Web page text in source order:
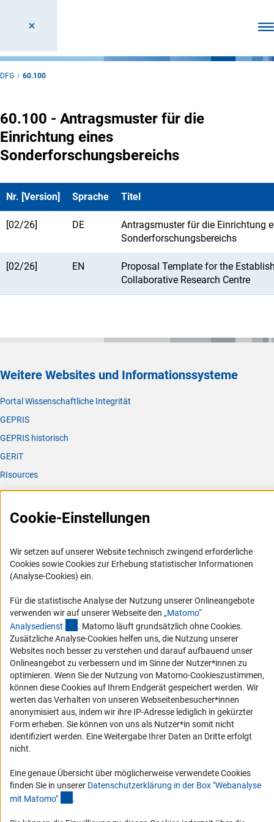
DFG 60.100
60.100 - Antragsmuster für die
Einrichtung eines
Sonderforschungsbereichs
Nr. [Version] Sprache Titel
[02/26] DE
Antragsmuster für die Einrichtung
Sonderforschungsbereichs
[02/26] EN
Proposal Template for the
Collaborative Research Centre
Weitere Websites und Informationssysteme
Portal Wissenschaftliche Integrität
GEPRIS
GEPRIS historisch
GERiT
RIsources
Service
Presse
Karriere
Logo und Corporate Design
Compliance
Vergabeverfahren
Barrierefreiheit
Service und Informationen für Menschen mit Behinderungen
Erklärung zur Barrierefreiheit
Barriere melden
DFG-aktuell
schauen Sie sich die Ausgaben online an.
Cookie-Einstellungen
Wir setzen auf unserer Website technisch zwingend erforderliche
Cookies sowie Cookies zur Erhebung statistischer Informationen
(Analyse-Cookies) ein.
Für die statistische Analyse der Nutzung unserer Onlineangebote
verwenden wir auf unserer Webseite den „Matomo“
Analysedienst (externer Link)
. Matomo läuft grundsätzlich ohne Cookies.
Zusätzliche Analyse-Cookies helfen uns, die Nutzung unserer
Websites noch besser zu verstehen und darauf aufbauend unser
Onlineangebot zu verbessern und im Sinne der Nutzer*innen zu
optimieren. Wenn Sie der Nutzung von Matomo-Cookieszustimmen,
können diese Cookies auf Ihrem Endgerät gespeichert werden. Wir
werten das Verhalten von unseren Webseitenbesucher*innen
anonymisiert aus, indem wir ihre IP-Adresse lediglich in gekürzter
Form erheben. Sie können von uns als Nutzer*in somit nicht
identifiziert werden. Eine Weitergabe Ihrer Daten an Dritte erfolgt
nicht.
Eine genaue Übersicht über möglicherweise verwendete Cookies
finden Sie in unserer Datenschutzerklärung in der Box "Webanalyse
mit Matomo" .